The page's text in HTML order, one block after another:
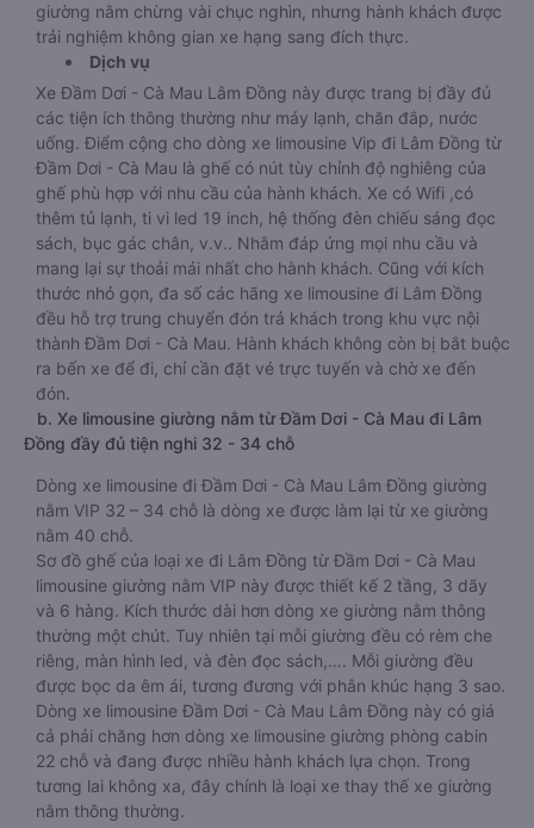
giường nằm chừng vài chục nghìn, nhưng hành khách được
trải nghiệm không gian xe hạng sang đích thực.
Dịch vụ
Xe Đầm Dơi - Cà Mau Lâm Đồng này được trang bị đầy đủ
các tiện ích thông thường như máy lạnh, chăn đắp, nước
uống. Điểm cộng cho dòng xe limousine Vip đi Lâm Đồng từ
Đầm Dơi - Cà Mau là ghế có nút tùy chỉnh độ nghiêng của
ghế phù hợp với nhu cầu của hành khách. Xe có Wifi ,có
thêm tủ lạnh, ti vi led 19 inch, hệ thống đèn chiếu sáng đọc
sách, bục gác chân, v.v.. Nhằm đáp ứng mọi nhu cầu và
mang lại sự thoải mái nhất cho hành khách. Cũng với kích
thước nhỏ gọn, đa số các hãng xe limousine đi Lâm Đồng
đều hỗ trợ trung chuyển đón trả khách trong khu vực nội
thành Đầm Dơi - Cà Mau. Hành khách không còn bị bắt buộc
ra bến xe để đi, chỉ cần đặt vé trực tuyến và chờ xe đến
đón.
b. Xe limousine giường nằm từ Đầm Dơi - Cà Mau đi Lâm
Đồng đầy đủ tiện nghi 32 - 34 chỗ
Dòng xe limousine đi Đầm Dơi - Cà Mau Lâm Đồng giường
nằm VIP 32 – 34 chỗ là dòng xe được làm lại từ xe giường
nằm 40 chỗ.
Sơ đồ ghế của loại xe đi Lâm Đồng từ Đầm Dơi - Cà Mau
limousine giường nằm VIP này được thiết kế 2 tầng, 3 dãy
và 6 hàng. Kích thước dài hơn dòng xe giường nằm thông
thường một chút. Tuy nhiên tại mỗi giường đều có rèm che
riêng, màn hình led, và đèn đọc sách,…. Mỗi giường đều
được bọc da êm ái, tương đương với phân khúc hạng 3 sao.
Dòng xe limousine Đầm Dơi - Cà Mau Lâm Đồng này có giá
cả phải chăng hơn dòng xe limousine giường phòng cabin
22 chỗ và đang được nhiều hành khách lựa chọn. Trong
tương lai không xa, đây chính là loại xe thay thế xe giường
nằm thông thường.